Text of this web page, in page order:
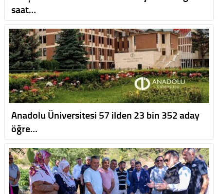
saat…
Anadolu Üniversitesi 57 ilden 23 bin 352 aday
öğre…